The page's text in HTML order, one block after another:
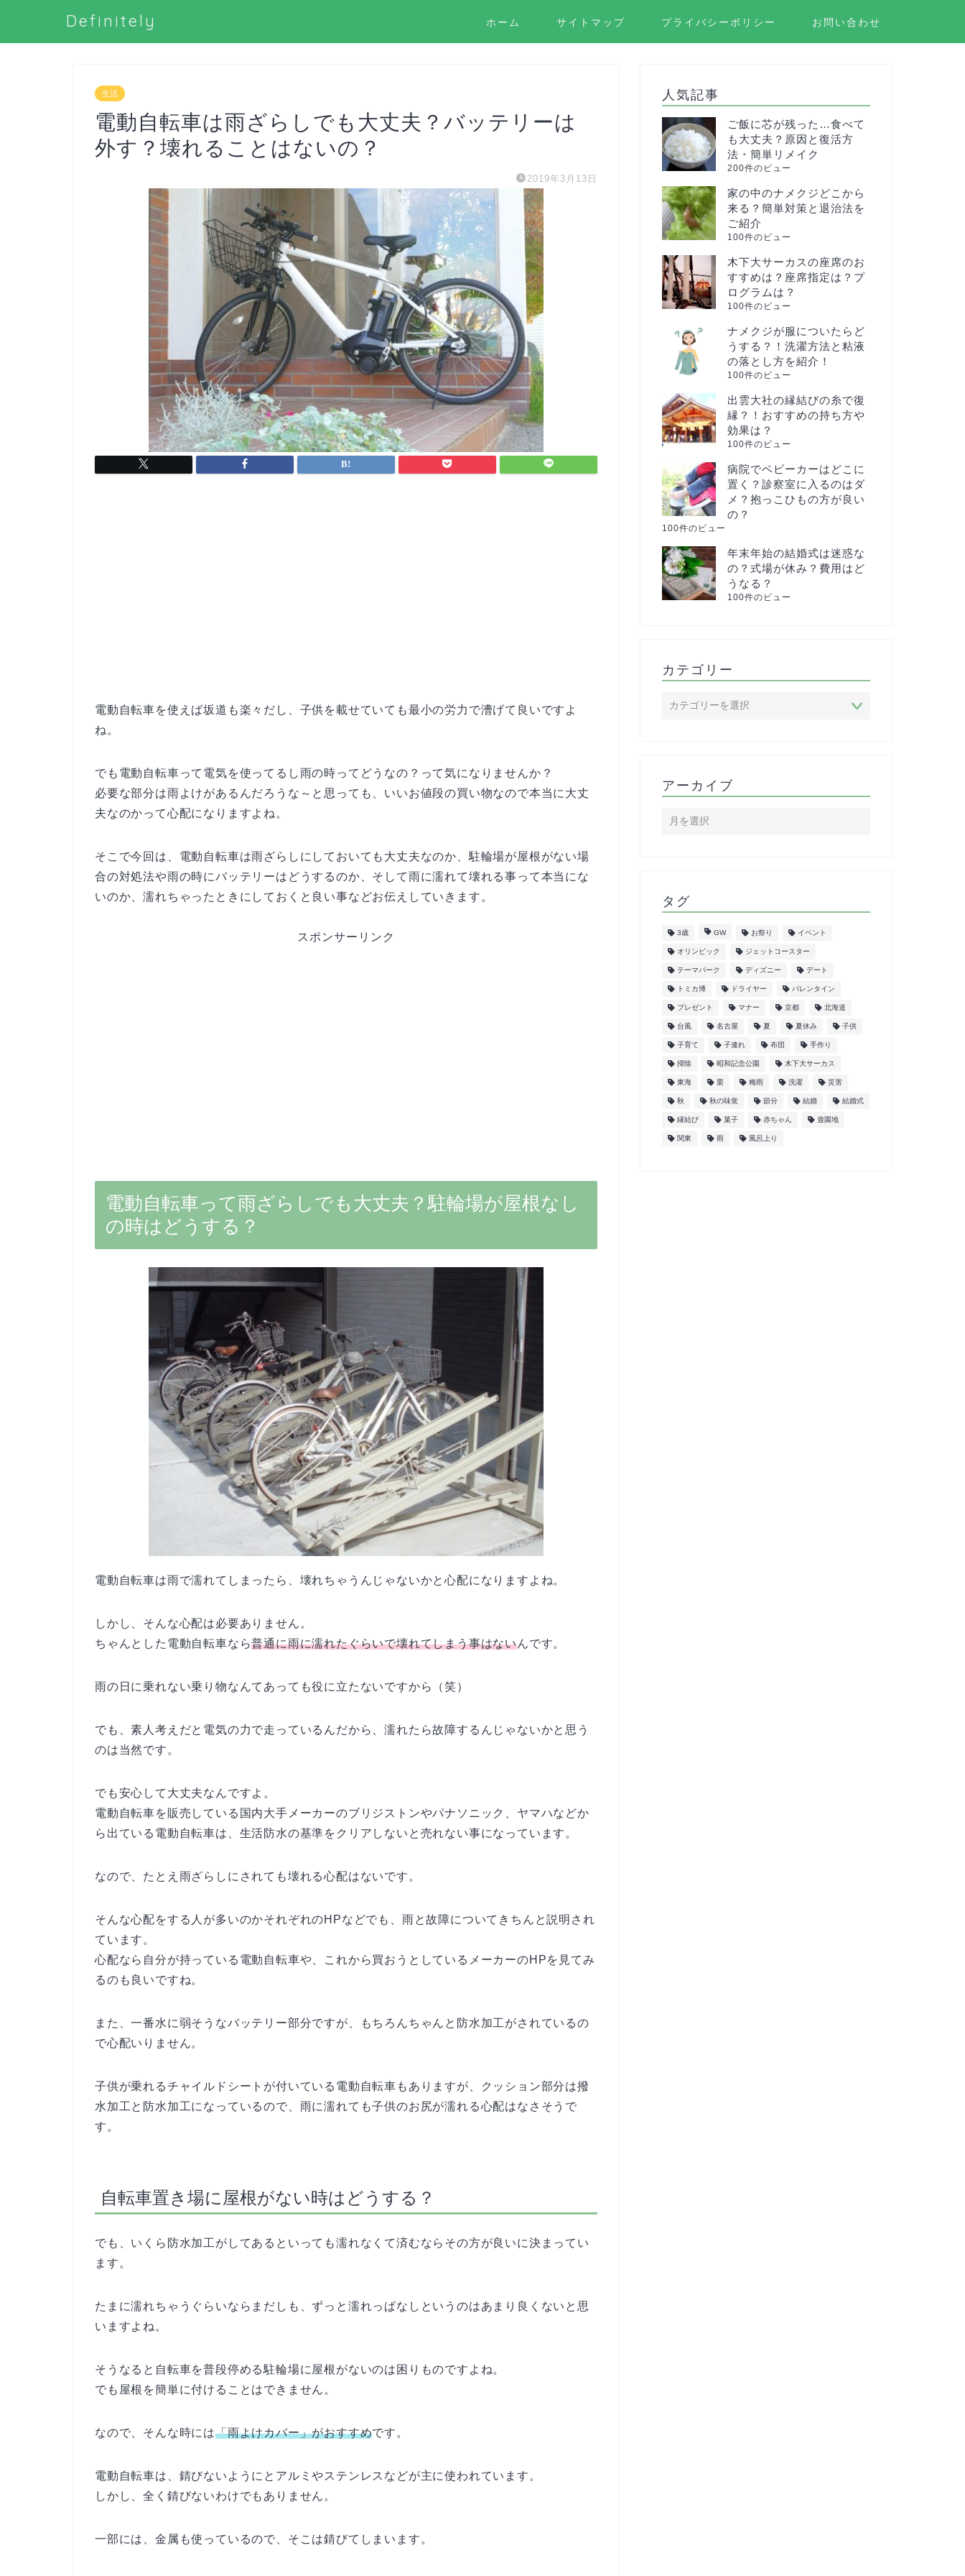
Definitely ホーム サイトマップ プライバシーポリシー お問い合わせ
生活
電動自転車は雨ざらしでも大丈夫？バッテリーは
外す？壊れることはないの？
2019年3月13日
電動自転車を使えば坂道も楽々だし、子供を載せていても最小の労力で漕げて良いですよ
ね。
でも電動自転車って電気を使ってるし雨の時ってどうなの？って気になりませんか？
必要な部分は雨よけがあるんだろうな～と思っても、いいお値段の買い物なので本当に大丈
夫なのかって心配になりますよね。
そこで今回は、電動自転車は雨ざらしにしておいても大丈夫なのか、駐輪場が屋根がない場
合の対処法や雨の時にバッテリーはどうするのか、そして雨に濡れて壊れる事って本当にな
いのか、濡れちゃったときにしておくと良い事などお伝えしていきます。
スポンサーリンク
電動自転車って雨ざらしでも大丈夫？駐輪場が屋根なし
の時はどうする？
電動自転車は雨で濡れてしまったら、壊れちゃうんじゃないかと心配になりますよね。
しかし、そんな心配は必要ありません。
ちゃんとした電動自転車なら普通に雨に濡れたぐらいで壊れてしまう事はないんです。
雨の日に乗れない乗り物なんてあっても役に立たないですから（笑）
でも、素人考えだと電気の力で走っているんだから、濡れたら故障するんじゃないかと思う
のは当然です。
でも安心して大丈夫なんですよ。
電動自転車を販売している国内大手メーカーのブリジストンやパナソニック、ヤマハなどか
ら出ている電動自転車は、生活防水の基準をクリアしないと売れない事になっています。
なので、たとえ雨ざらしにされても壊れる心配はないです。
そんな心配をする人が多いのかそれぞれのHPなどでも、雨と故障についてきちんと説明され
ています。
心配なら自分が持っている電動自転車や、これから買おうとしているメーカーのHPを見てみ
るのも良いですね。
また、一番水に弱そうなバッテリー部分ですが、もちろんちゃんと防水加工がされているの
で心配いりません。
子供が乗れるチャイルドシートが付いている電動自転車もありますが、クッション部分は撥
水加工と防水加工になっているので、雨に濡れても子供のお尻が濡れる心配はなさそうで
す。
自転車置き場に屋根がない時はどうする？
でも、いくら防水加工がしてあるといっても濡れなくて済むならその方が良いに決まってい
ます。
たまに濡れちゃうぐらいならまだしも、ずっと濡れっぱなしというのはあまり良くないと思
いますよね。
そうなると自転車を普段停める駐輪場に屋根がないのは困りものですよね。
でも屋根を簡単に付けることはできません。
なので、そんな時には「雨よけカバー」がおすすめです。
電動自転車は、錆びないようにとアルミやステンレスなどが主に使われています。
しかし、全く錆びないわけでもありません。
一部には、金属も使っているので、そこは錆びてしまいます。
人気記事
ご飯に芯が残った…食べて
も大丈夫？原因と復活方
法・簡単リメイク
200件のビュー
家の中のナメクジどこから
来る？簡単対策と退治法を
ご紹介
100件のビュー
木下大サーカスの座席のお
すすめは？座席指定は？プ
ログラムは？
100件のビュー
ナメクジが服についたらど
うする？！洗濯方法と粘液
の落とし方を紹介！
100件のビュー
出雲大社の縁結びの糸で復
縁？！おすすめの持ち方や
効果は？
100件のビュー
病院でベビーカーはどこに
置く？診察室に入るのはダ
メ？抱っこひもの方が良い
の？
100件のビュー
年末年始の結婚式は迷惑な
の？式場が休み？費用はど
うなる？
100件のビュー
カテゴリー
アーカイブ
タグ
3歳 GW お祭り イベント
オリンピック ジェットコースター
テーマパーク ディズニー デート
トミカ博 ドライヤー バレンタイン
プレゼント マナー 京都 北海道
台風 名古屋 夏 夏休み 子供
子育て 子連れ 布団 手作り
掃除 昭和記念公園 木下大サーカス
東海 栗 梅雨 洗濯 災害
秋 秋の味覚 節分 結婚 結婚式
縁結び 菓子 赤ちゃん 遊園地
関東 雨 風呂上り